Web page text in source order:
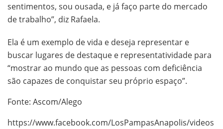
sentimentos, sou ousada, e já faço parte do mercado
de trabalho”, diz Rafaela.
Ela é um exemplo de vida e deseja representar e
buscar lugares de destaque e representatividade para
“mostrar ao mundo que as pessoas com deficiência
são capazes de conquistar seu próprio espaço”.
Fonte: Ascom/Alego
https://www.facebook.com/LosPampasAnapolis/videos